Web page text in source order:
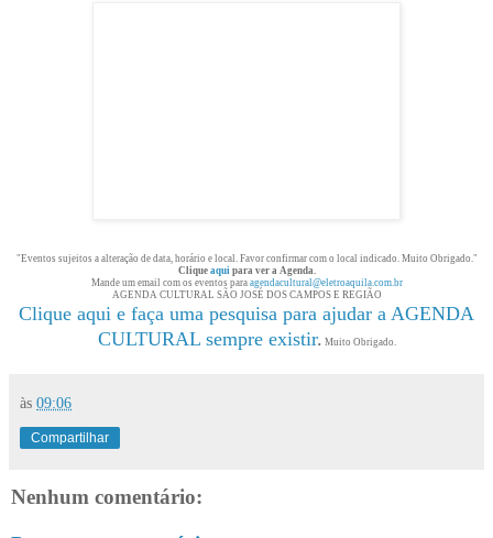
"Eventos sujeitos a alteração de data, horário e local. Favor confirmar com o local indicado. Muito Obrigado."
Clique aqui para ver a Agenda.
Mande um email com os eventos para agendacultural@eletroaquila.com.br
AGENDA CULTURAL SÃO JOSÉ DOS CAMPOS E REGIÃO
Clique aqui e faça uma pesquisa para ajudar a AGENDA
CULTURAL sempre existir. Muito Obrigado.
às 09:06
Compartilhar
Nenhum comentário: